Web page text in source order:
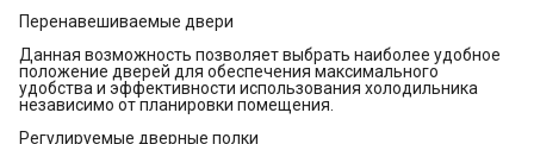
Перенавешиваемые двери
Данная возможность позволяет выбрать наиболее удобное
положение дверей для обеспечения максимального
удобства и эффективности использования холодильника
независимо от планировки помещения.
Регулируемые дверные полки